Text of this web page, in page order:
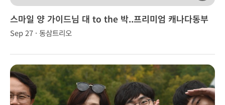
스마일 양 가이드님 대 to the 박..프리미엄 캐나다동부
(2박3일)
Sep 27 · 동삼트리오